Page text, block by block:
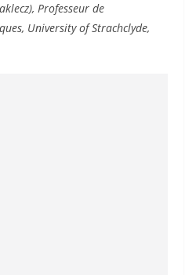
Professeur de
University of Strachclyde,